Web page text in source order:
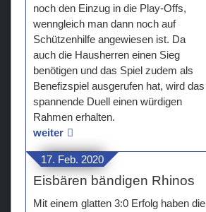
noch den Einzug in die Play-Offs,
wenngleich man dann noch auf
Schützenhilfe angewiesen ist. Da
auch die Hausherren einen Sieg
benötigen und das Spiel zudem als
Benefizspiel ausgerufen hat, wird das
spannende Duell einen würdigen
Rahmen erhalten.
weiter
17. Feb. 2020
Eisbären bändigen Rhinos
Mit einem glatten 3:0 Erfolg haben die